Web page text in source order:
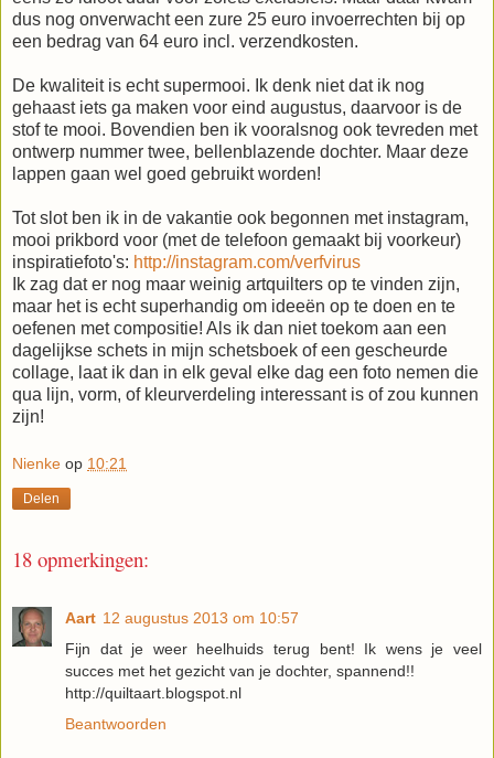
dus nog onverwacht een zure 25 euro invoerrechten bij op
een bedrag van 64 euro incl. verzendkosten.
De kwaliteit is echt supermooi. Ik denk niet dat ik nog
gehaast iets ga maken voor eind augustus, daarvoor is de
stof te mooi. Bovendien ben ik vooralsnog ook tevreden met
ontwerp nummer twee, bellenblazende dochter. Maar deze
lappen gaan wel goed gebruikt worden!
Tot slot ben ik in de vakantie ook begonnen met instagram,
mooi prikbord voor (met de telefoon gemaakt bij voorkeur)
inspiratiefoto's: http://instagram.com/verfvirus
Ik zag dat er nog maar weinig artquilters op te vinden zijn,
maar het is echt superhandig om ideeën op te doen en te
oefenen met compositie! Als ik dan niet toekom aan een
dagelijkse schets in mijn schetsboek of een gescheurde
collage, laat ik dan in elk geval elke dag een foto nemen die
qua lijn, vorm, of kleurverdeling interessant is of zou kunnen
zijn!
Nienke op 10:21
Delen
18 opmerkingen:
Aart 12 augustus 2013 om 10:57
Fijn dat je weer heelhuids terug bent! Ik wens je veel
succes met het gezicht van je dochter, spannend!!
http://quiltaart.blogspot.nl
Beantwoorden